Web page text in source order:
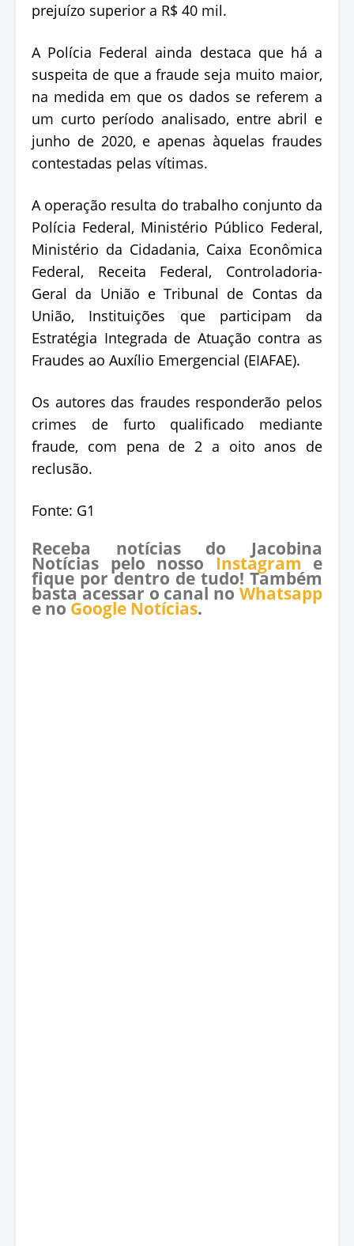
prejuízo superior a R$ 40 mil.
A Polícia Federal ainda destaca que há a
suspeita de que a fraude seja muito maior,
na medida em que os dados se referem a
um curto período analisado, entre abril e
junho de 2020, e apenas àquelas fraudes
contestadas pelas vítimas.
A operação resulta do trabalho conjunto da
Polícia Federal, Ministério Público Federal,
Ministério da Cidadania, Caixa Econômica
Federal, Receita Federal, Controladoria-
Geral da União e Tribunal de Contas da
União, Instituições que participam da
Estratégia Integrada de Atuação contra as
Fraudes ao Auxílio Emergencial (EIAFAE).
Os autores das fraudes responderão pelos
crimes de furto qualificado mediante
fraude, com pena de 2 a oito anos de
reclusão.
Fonte: G1
Receba notícias do Jacobina
Notícias pelo nosso Instagram e
fique por dentro de tudo! Também
basta acessar o canal no Whatsapp
e no Google Notícias.